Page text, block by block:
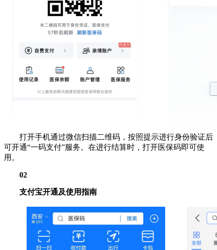
打开手机通过微信扫描二维码，按照提示进行身份验证后
可开通“一码支付”服务。在进行结算时，打开医保码即可使
用。
02
支付宝开通及使用指南